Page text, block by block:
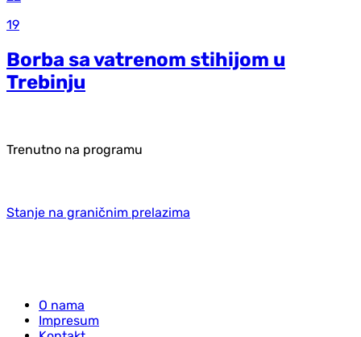
19
Borba sa vatrenom stihijom u
Trebinju
Trenutno na programu
Stanje na graničnim prelazima
O nama
Impresum